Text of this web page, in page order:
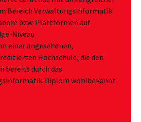
Bereich Verwaltungsinformatik
bzw. Plattformen auf
Niveau
einer angesehenen,
Hochschule, die den
bereits durch das
Diplom wohlbekannt